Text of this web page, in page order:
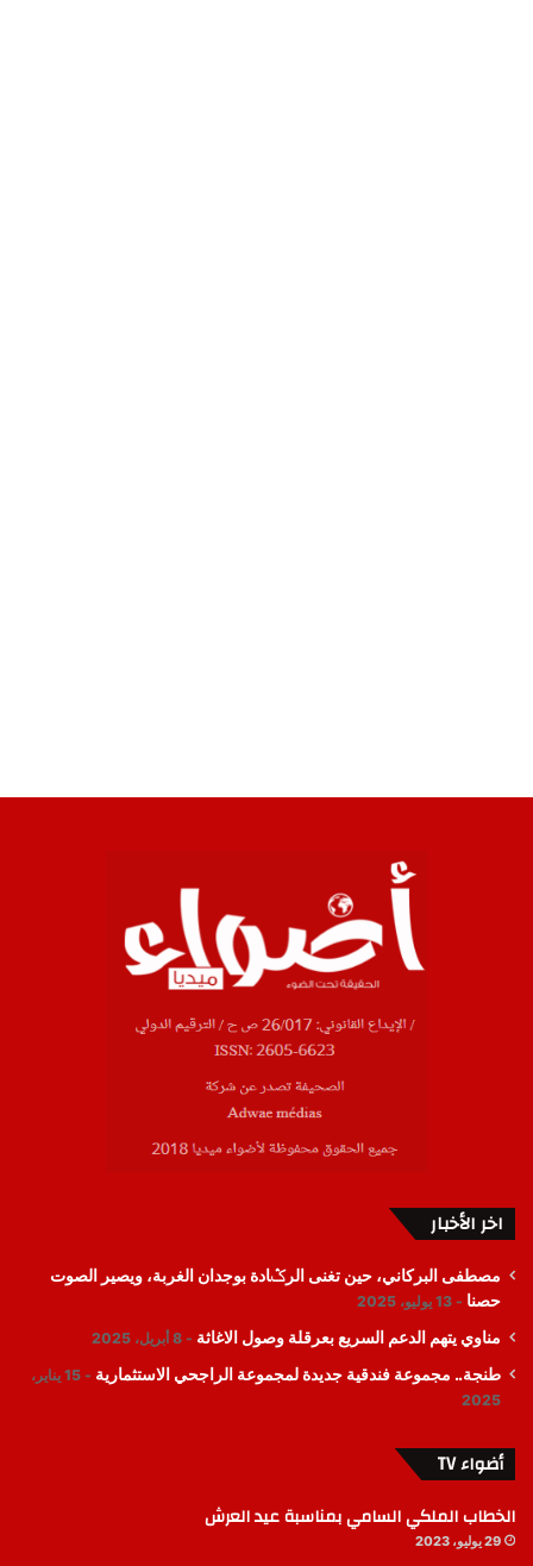
اخر الأخبار
مصطفى البركاني، حين تغنى الرݣادة بوجدان الغربة، ويصير الصوت
حصنا
13 يوليو، 2025
مناوي يتهم الدعم السريع بعرقلة وصول الاغاثة 8 أبريل، 2025
طنجة.. مجموعة فندقية جديدة لمجموعة الراجحي الاستثمارية
15 يناير،
2025
أضواء TV
الخطاب الملكي السامي بمناسبة عيد العرش
29 يوليو، 2023